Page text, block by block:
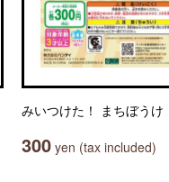
みいつけた！ まちぼうけ
300 yen (tax included)